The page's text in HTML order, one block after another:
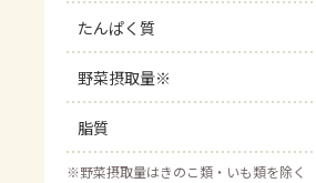
たんぱく質
野菜摂取量※
脂質
※野菜摂取量はきのこ類・いも類を除く